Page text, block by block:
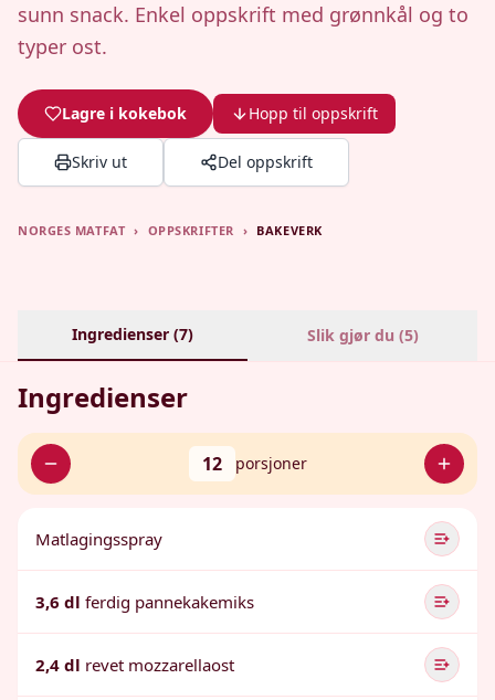
sunn snack. Enkel oppskrift med grønnkål og to
typer ost.
Lagre i kokebok Hopp til oppskrift
Skriv ut Del oppskrift
NORGES MATFAT › OPPSKRIFTER › BAKEVERK
Ingredienser (7) Slik gjør du (5)
Ingredienser
12 porsjoner
Matlagingsspray
3,6 dl ferdig pannekakemiks
2,4 dl revet mozzarellaost